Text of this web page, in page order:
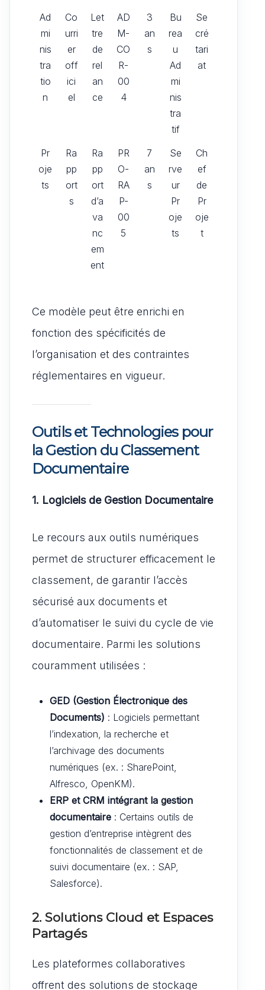
Ad
mi
nis
tra
tio
n
Co
urri
er
off
ici
el
Let
tre
de
rel
an
ce
AD
M-
CO
R-
00
4
3
an
s
Bu
rea
u
Ad
mi
nis
tra
tif
Se
cré
tari
at
Pr
oje
ts
Ra
pp
ort
s
Ra
pp
ort
d’a
va
nc
em
ent
PR
O-
RA
P-
00
5
7
an
s
Se
rve
ur
Pr
oje
ts
Ch
ef
de
Pr
oje
t
Ce modèle peut être enrichi en
fonction des spécificités de
l’organisation et des contraintes
réglementaires en vigueur.
Outils et Technologies pour
la Gestion du Classement
Documentaire
1. Logiciels de Gestion Documentaire
Le recours aux outils numériques
permet de structurer efficacement le
classement, de garantir l’accès
sécurisé aux documents et
d’automatiser le suivi du cycle de vie
documentaire. Parmi les solutions
couramment utilisées :
GED (Gestion Électronique des
Documents) : Logiciels permettant
l’indexation, la recherche et
l’archivage des documents
numériques (ex. : SharePoint,
Alfresco, OpenKM).
ERP et CRM intégrant la gestion
documentaire : Certains outils de
gestion d’entreprise intègrent des
fonctionnalités de classement et de
suivi documentaire (ex. : SAP,
Salesforce).
2. Solutions Cloud et Espaces
Partagés
Les plateformes collaboratives
offrent des solutions de stockage